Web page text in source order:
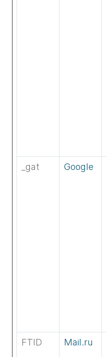
_gat Google
FTID Mail.ru